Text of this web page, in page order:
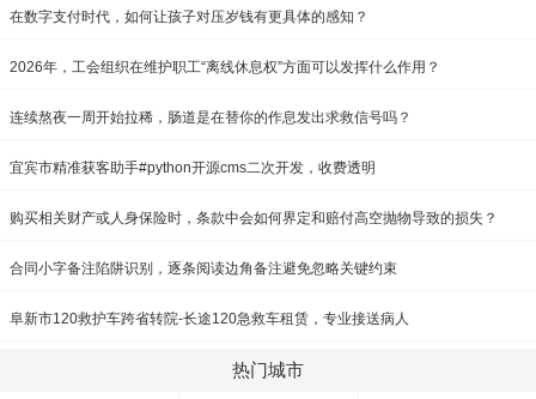
在数字支付时代，如何让孩子对压岁钱有更具体的感知？
2026年，工会组织在维护职工“离线休息权”方面可以发挥什么作用？
连续熬夜一周开始拉稀，肠道是在替你的作息发出求救信号吗？
宜宾市精准获客助手#python开源cms二次开发，收费透明
购买相关财产或人身保险时，条款中会如何界定和赔付高空抛物导致的损失？
合同小字备注陷阱识别，逐条阅读边角备注避免忽略关键约束
阜新市120救护车跨省转院-长途120急救车租赁，专业接送病人
热门城市